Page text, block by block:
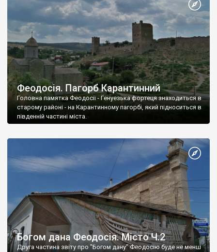
Феодосія. Пагорб Карантинний
Головна памятка Феодосії - Генуезька фортеця знаходиться в
старому районі - на Карантинному пагорбі, який підноситься в
південній частині міста.
Богом дана Феодосія. Місто Ч.2
Друга частина звіту про "Богом дану" Феодосію буде не менш